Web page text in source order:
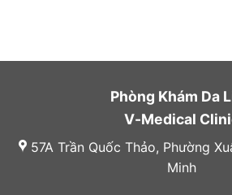
Phòng Khám Da
V-Medical
57A Trần Quốc Thảo, Phường
Minh